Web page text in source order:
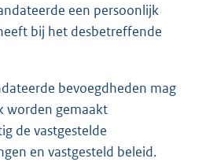
een persoonlijk
bij het desbetreffende
bevoegdheden mag
worden gemaakt
de vastgestelde
en vastgesteld beleid.